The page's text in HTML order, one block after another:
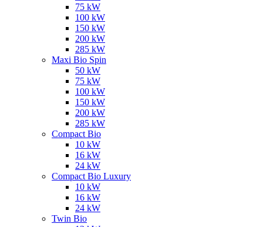
75 kW
100 kW
150 kW
200 kW
285 kW
Maxi Bio Spin
50 kW
75 kW
100 kW
150 kW
200 kW
285 kW
Compact Bio
10 kW
16 kW
24 kW
Compact Bio Luxury
10 kW
16 kW
24 kW
Twin Bio